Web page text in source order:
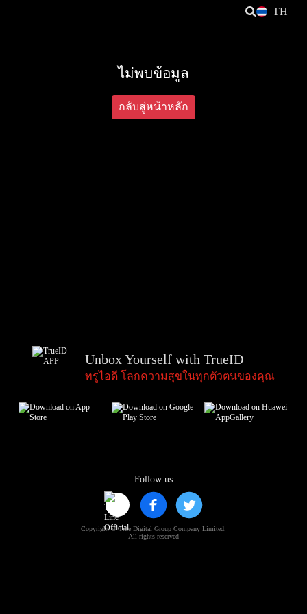
TH
ไม่พบข้อมูล
กลับสู่หน้าหลัก
Follow us
Copyright © True Digital Group Company Limited.
All rights reserved
Unbox Yourself with TrueID
ทรูไอดี โลกความสุขในทุกตัวตนของคุณ